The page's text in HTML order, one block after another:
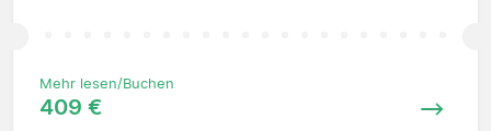
Mehr lesen/Buchen
409 €